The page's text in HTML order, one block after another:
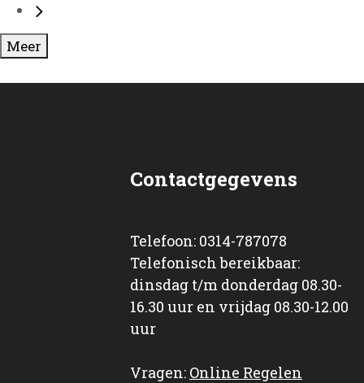
Meer
Contactgegevens
Telefoon: 0314-787078
Telefonisch bereikbaar:
dinsdag t/m donderdag 08.30-
16.30 uur en vrijdag 08.30-12.00
uur
Vragen: Online Regelen